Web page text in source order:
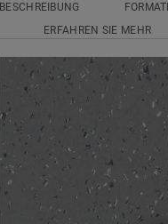
BESCHREIBUNG
ERFAHREN SIE MEHR